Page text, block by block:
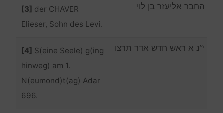
[3] der CHAVER
Elieser, Sohn des Levi.
החבר אליעזר בן לוי
[4] S(eine Seele) g(ing
hinweg) am 1.
N(eumond)t(ag) Adar
696.
י”נ א ראש חדש אדר תרצו